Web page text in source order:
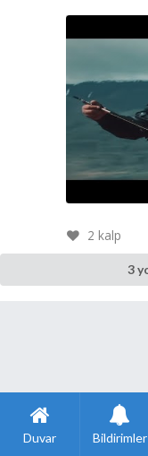
2 kalp
3
Duvar Bildirimler